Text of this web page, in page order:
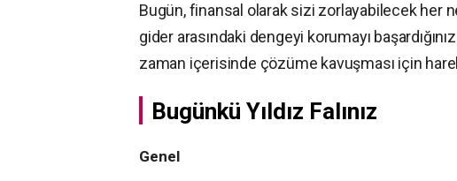
Bugün, finansal olarak sizi zorlayabilecek her
gider arasındaki dengeyi korumayı
zaman içerisinde çözüme kavuşması için
Bugünkü Yıldız Falınız
Genel